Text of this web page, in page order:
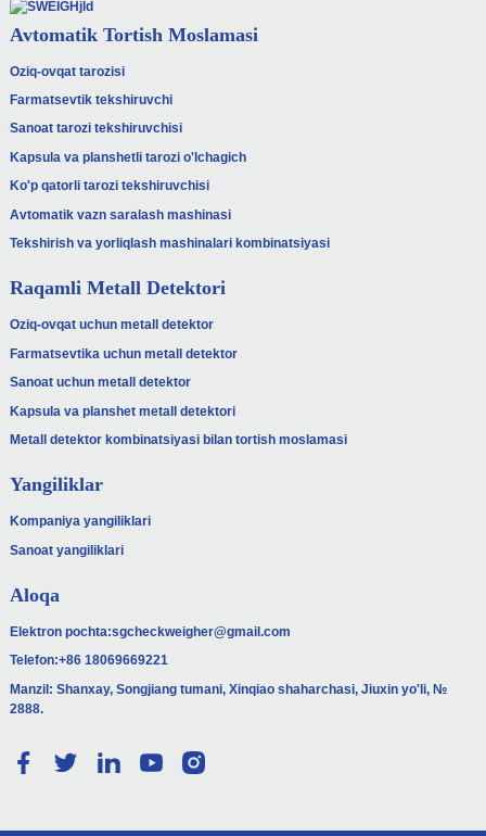
Avtomatik Tortish Moslamasi
Oziq-ovqat tarozisi
Farmatsevtik tekshiruvchi
Sanoat tarozi tekshiruvchisi
Kapsula va planshetli tarozi o'lchagich
Ko'p qatorli tarozi tekshiruvchisi
Avtomatik vazn saralash mashinasi
Tekshirish va yorliqlash mashinalari kombinatsiyasi
Raqamli Metall Detektori
Oziq-ovqat uchun metall detektor
Farmatsevtika uchun metall detektor
Sanoat uchun metall detektor
Kapsula va planshet metall detektori
Metall detektor kombinatsiyasi bilan tortish moslamasi
Yangiliklar
Kompaniya yangiliklari
Sanoat yangiliklari
Aloqa
Elektron pochta:sgcheckweigher@gmail.com
Telefon:+86 18069669221
Manzil: Shanxay, Songjiang tumani, Xinqiao shaharchasi, Jiuxin yo'li, №
2888.